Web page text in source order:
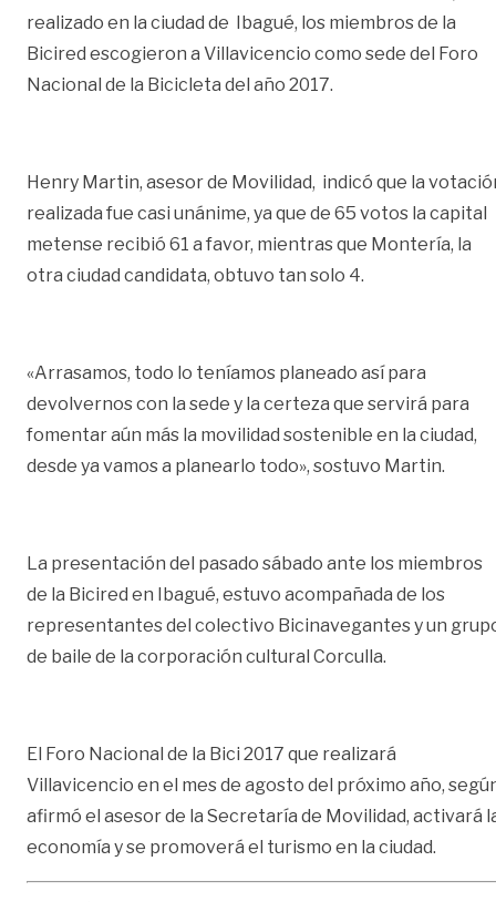
realizado en la ciudad de Ibagué, los miembros de la
Bicired escogieron a Villavicencio como sede del Foro
Nacional de la Bicicleta del año 2017.
Henry Martin, asesor de Movilidad, indicó que la
realizada fue casi unánime, ya que de 65 votos la capital
metense recibió 61 a favor, mientras que Montería, la
otra ciudad candidata, obtuvo tan solo 4.
«Arrasamos, todo lo teníamos planeado así para
devolvernos con la sede y la certeza que servirá para
fomentar aún más la movilidad sostenible en la ciudad,
desde ya vamos a planearlo todo», sostuvo Martin.
La presentación del pasado sábado ante los miembros
de la Bicired en Ibagué, estuvo acompañada de los
representantes del colectivo Bicinavegantes y un
de baile de la corporación cultural Corculla.
El Foro Nacional de la Bici 2017 que realizará
Villavicencio en el mes de agosto del próximo año,
afirmó el asesor de la Secretaría de Movilidad, activará
economía y se promoverá el turismo en la ciudad.